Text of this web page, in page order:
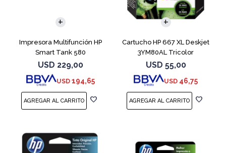
Impresora Multifunción HP
Smart Tank 580
USD 229,00
USD 194,65
Cartucho HP 667 XL Deskjet
3YM80AL Tricolor
USD 55,00
USD 46,75